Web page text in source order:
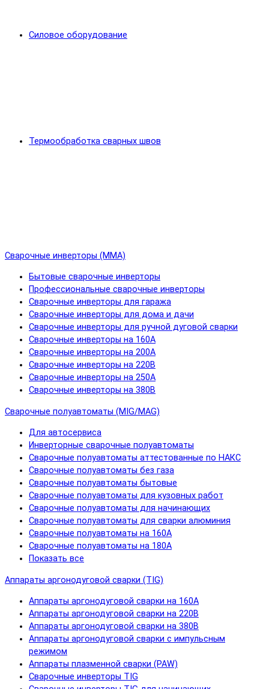
Силовое оборудование
Термообработка сварных швов
Сварочные инверторы (MMA)
Бытовые сварочные инверторы
Профессиональные сварочные инверторы
Сварочные инверторы для гаража
Сварочные инверторы для дома и дачи
Сварочные инверторы для ручной дуговой сварки
Сварочные инверторы на 160А
Сварочные инверторы на 200А
Сварочные инверторы на 220В
Сварочные инверторы на 250А
Сварочные инверторы на 380В
Сварочные полуавтоматы (MIG/MAG)
Для автосервиса
Инверторные сварочные полуавтоматы
Сварочные полуавтоматы аттестованные по НАКС
Сварочные полуавтоматы без газа
Сварочные полуавтоматы бытовые
Сварочные полуавтоматы для кузовных работ
Сварочные полуавтоматы для начинающих
Сварочные полуавтоматы для сварки алюминия
Сварочные полуавтоматы на 160А
Сварочные полуавтоматы на 180А
Показать все
Аппараты аргонодуговой сварки (TIG)
Аппараты аргонодуговой сварки на 160А
Аппараты аргонодуговой сварки на 220В
Аппараты аргонодуговой сварки на 380В
Аппараты аргонодуговой сварки с импульсным
режимом
Аппараты плазменной сварки (PAW)
Сварочные инверторы TIG